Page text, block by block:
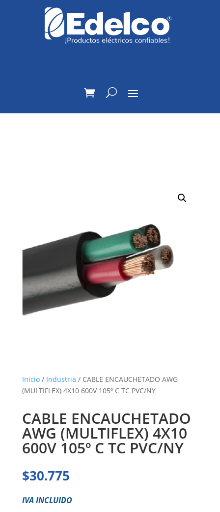
Inicio/ Industria / CABLE ENCAUCHETADO AWG
(MULTIFLEX) 4X10 600V 105º C TC PVC/NY
CABLE ENCAUCHETADO
AWG (MULTIFLEX) 4X10
600V 105º C TC PVC/NY
$30.775
IVA INCLUIDO